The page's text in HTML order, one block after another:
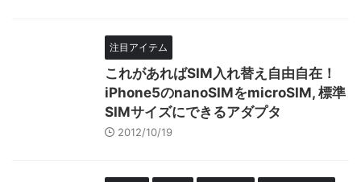
注目アイテム
これがあればSIM入れ替え自由自在！
iPhone5のnanoSIMをmicroSIM, 標準
SIMサイズにできるアダプタ
2012/10/19